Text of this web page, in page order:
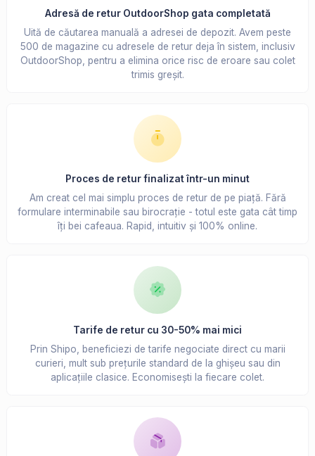
Adresă de retur OutdoorShop gata completată
Uită de căutarea manuală a adresei de depozit. Avem peste
500 de magazine cu adresele de retur deja în sistem, inclusiv
OutdoorShop, pentru a elimina orice risc de eroare sau colet
trimis greșit.
Proces de retur finalizat într-un minut
Am creat cel mai simplu proces de retur de pe piață. Fără
formulare interminabile sau birocrație - totul este gata cât timp
îți bei cafeaua. Rapid, intuitiv și 100% online.
Tarife de retur cu 30-50% mai mici
Prin Shipo, beneficiezi de tarife negociate direct cu marii
curieri, mult sub prețurile standard de la ghișeu sau din
aplicațiile clasice. Economisești la fiecare colet.